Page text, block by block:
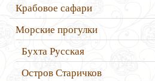
Крабовое сафари
Морские прогулки
Бухта Русская
Остров Старичков